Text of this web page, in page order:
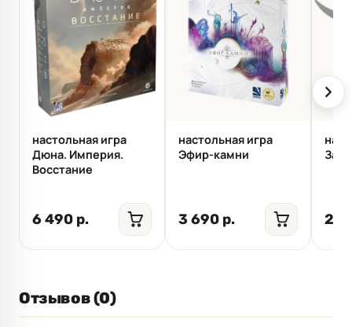
настольная игра
Дюна. Империя.
Восстание
6 490 р.
настольная игра
Эфир-камни
3 690 р.
Отзывов (0)